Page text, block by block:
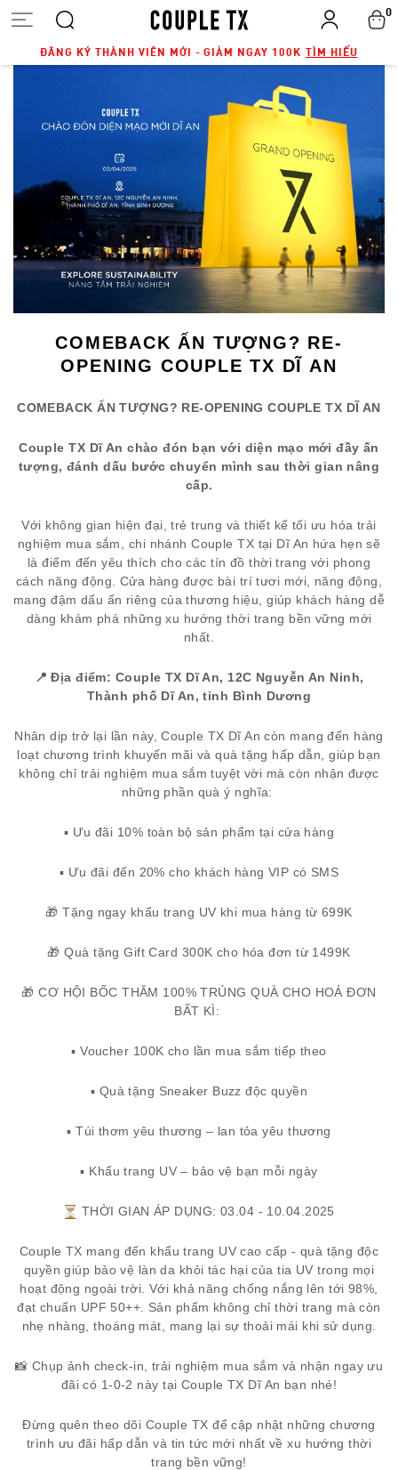
ĐĂNG KÝ THÀNH VIÊN MỚI - GIẢM NGAY 100K TÌM HIỂU
0
COMEBACK ẤN TƯỢNG? RE-
OPENING COUPLE TX DĨ AN
COMEBACK ẤN TƯỢNG? RE-OPENING COUPLE TX DĨ AN
Couple TX Dĩ An chào đón bạn với diện mạo mới đầy ấn
tượng, đánh dấu bước chuyển mình sau thời gian nâng
cấp.
Với không gian hiện đại, trẻ trung và thiết kế tối ưu hóa trải
nghiệm mua sắm, chi nhánh Couple TX tại Dĩ An hứa hẹn sẽ
là điểm đến yêu thích cho các tín đồ thời trang với phong
cách năng động. Cửa hàng được bài trí tươi mới, năng động,
mang đậm dấu ấn riêng của thương hiệu, giúp khách hàng dễ
dàng khám phá những xu hướng thời trang bền vững mới
nhất.
📍 Địa điểm: Couple TX Dĩ An, 12C Nguyễn An Ninh,
Thành phố Dĩ An, tỉnh Bình Dương
Nhân dịp trở lại lần này, Couple TX Dĩ An còn mang đến hàng
loạt chương trình khuyến mãi và quà tặng hấp dẫn, giúp bạn
không chỉ trải nghiệm mua sắm tuyệt vời mà còn nhận được
những phần quà ý nghĩa:
▪️ Ưu đãi 10% toàn bộ sản phẩm tại cửa hàng
▪️ Ưu đãi đến 20% cho khách hàng VIP có SMS
🎁 Tặng ngay khẩu trang UV khi mua hàng từ 699K
🎁 Quà tặng Gift Card 300K cho hóa đơn từ 1499K
🎁 CƠ HỘI BỐC THĂM 100% TRÚNG QUÀ CHO HOÁ ĐƠN
BẤT KÌ:
▪️ Voucher 100K cho lần mua sắm tiếp theo
▪️ Quà tặng Sneaker Buzz độc quyền
▪️ Túi thơm yêu thương – lan tỏa yêu thương
▪️ Khẩu trang UV – bảo vệ bạn mỗi ngày
THỜI GIAN ÁP DỤNG: 03.04 - 10.04.2025
Couple TX mang đến khẩu trang UV cao cấp - quà tặng độc
quyền giúp bảo vệ làn da khỏi tác hại của tia UV trong mọi
hoạt động ngoài trời. Với khả năng chống nắng lên tới 98%,
đạt chuẩn UPF 50++. Sản phẩm không chỉ thời trang mà còn
nhẹ nhàng, thoáng mát, mang lại sự thoải mái khi sử dụng.
📸 Chụp ảnh check-in, trải nghiệm mua sắm và nhận ngay ưu
đãi có 1-0-2 này tại Couple TX Dĩ An bạn nhé!
Đừng quên theo dõi Couple TX để cập nhật những chương
trình ưu đãi hấp dẫn và tin tức mới nhất về xu hướng thời
trang bền vững!